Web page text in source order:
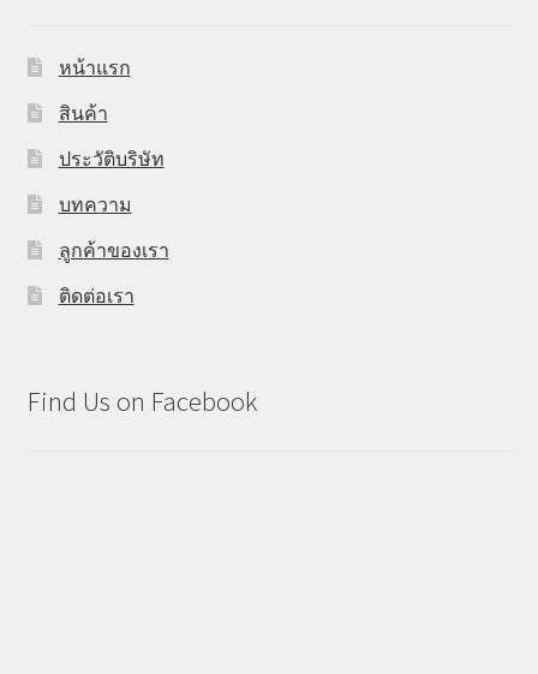
หน้าแรก
สินค้า
ประวัติบริษัท
บทความ
ลูกค้าของเรา
ติดต่อเรา
Find Us on Facebook